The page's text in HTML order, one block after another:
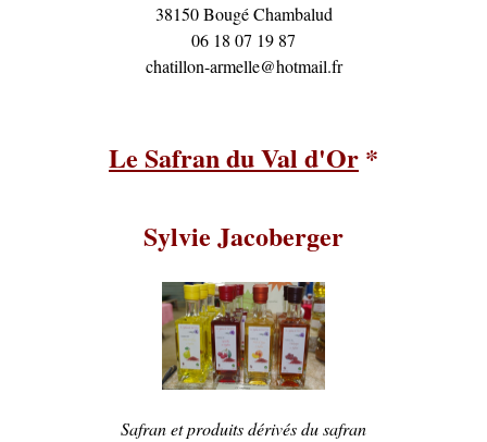
38150 Bougé Chambalud
06 18 07 19 87
chatillon-armelle@hotmail.fr
Le Safran du Val d'Or *
Sylvie Jacoberger
Safran et produits dérivés du safran